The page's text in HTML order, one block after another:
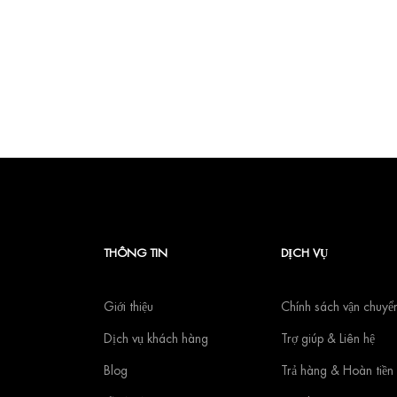
THÔNG TIN
Giới thiệu
Dịch vụ khách hàng
Blog
DỊCH VỤ
Chính sách vận
Trợ giúp & Liên hệ
Trả hàng & Hoàn tiền